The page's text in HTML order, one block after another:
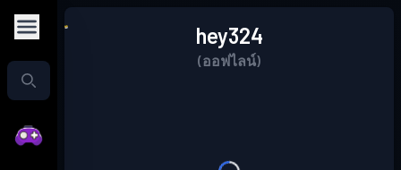
hey324
(ออฟไลน์)